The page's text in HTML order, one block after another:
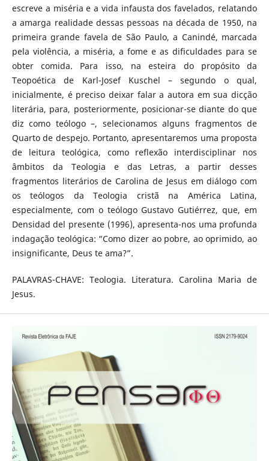
escreve a miséria e a vida infausta dos favelados, relatando
a amarga realidade dessas pessoas na década de 1950, na
primeira grande favela de São Paulo, a Canindé, marcada
pela violência, a miséria, a fome e as dificuldades para se
obter comida. Para isso, na esteira do propósito da
Teopoética de Karl-Josef Kuschel – segundo o qual,
inicialmente, é preciso deixar falar a autora em sua dicção
literária, para, posteriormente, posicionar-se diante do que
diz como teólogo –, selecionamos alguns fragmentos de
Quarto de despejo. Portanto, apresentaremos uma proposta
de leitura teológica, como reflexão interdisciplinar nos
âmbitos da Teologia e das Letras, a partir desses
fragmentos literários de Carolina de Jesus em diálogo com
os teólogos da Teologia cristã na América Latina,
especialmente, com o teólogo Gustavo Gutiérrez, que, em
Densidad del presente (1996), apresenta-nos uma profunda
indagação teológica: “Como dizer ao pobre, ao oprimido, ao
insignificante, Deus te ama?”.
PALAVRAS-CHAVE: Teologia. Literatura. Carolina Maria de
Jesus.